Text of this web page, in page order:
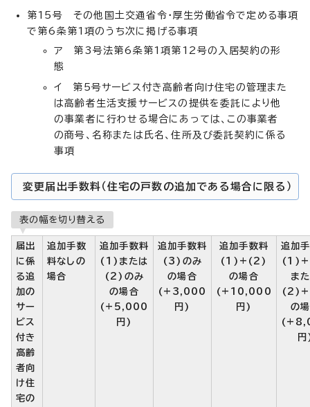
第15号 その他国土交通省令・厚生労働省令で定める事項
で第6条第1項のうち次に掲げる事項
ア 第3号法第6条第1項第12号の入居契約の形
態
イ 第5号サービス付き高齢者向け住宅の管理また
は高齢者生活支援サービスの提供を委託により他
の事業者に行わせる場合にあっては、この事業者
の商号、名称または氏名、住所及び委託契約に係る
事項
変更届出手数料（住宅の戸数の追加である場合に限る）
表の幅を切り替える
届出
に係
る追
加の
サー
ビス
付き
高齢
者向
け住
宅の
追加手数
料なしの
場合
追加手数料
(1)または
(2)のみ
の場合
(+5,000
円)
追加手数料
(3)のみ
の場合
(+3,000
円)
追加手数料
(1)+(2)
の場合
(+10,000
円)
追加
ま
の